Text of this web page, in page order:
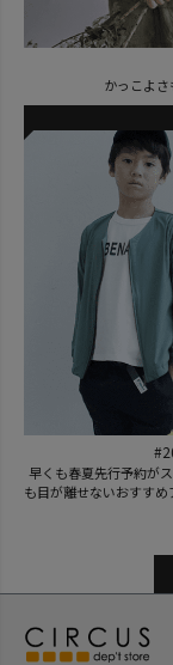
かっこよさ
早くも春夏先行予約が
も目が離せないおすす